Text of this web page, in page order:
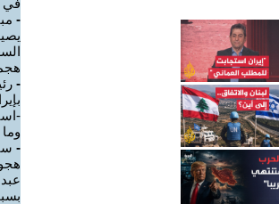
في
-
-
-
-